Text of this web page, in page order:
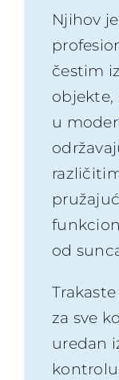
Njihov
čestim
objekte,
u
od
za sve
uredan